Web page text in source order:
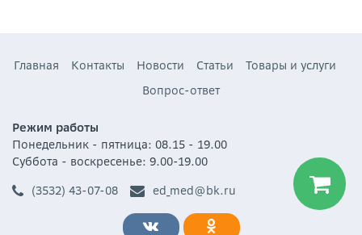
Главная Контакты Новости Статьи
Товары и услуги
Вопрос-ответ
Режим работы
Понедельник - пятница: 08.15 - 19.00
Суббота - воскресенье: 9.00-19.00
(3532) 43-07-08
ed_med@bk.ru